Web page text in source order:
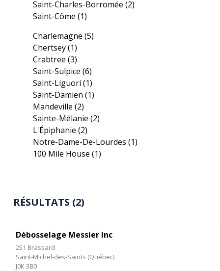
Saint-Charles-Borromée(2)
Saint-Côme(1)
Charlemagne(5)
Chertsey(1)
Crabtree(3)
Saint-Sulpice(6)
Saint-Liguori(1)
Saint-Damien(1)
Mandeville(2)
Sainte-Mélanie(2)
L'Épiphanie(2)
Notre-Dame-De-Lourdes(1)
100 Mile House(1)
RÉSULTATS (2)
Débosselage Messier Inc
251 Brassard
Saint-Michel-des-Saints (Québec)
J0K 3B0